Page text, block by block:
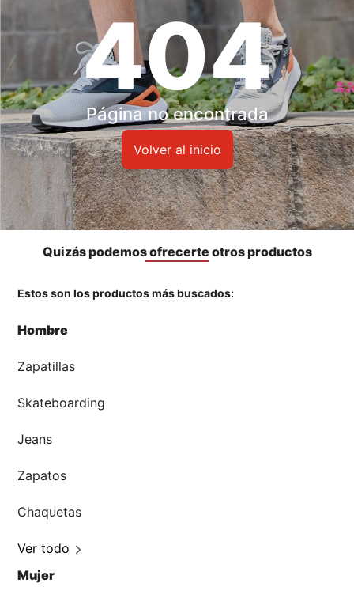
Niños
Accesorios
🏃‍♀️🏃‍♂️ Zona del Hincha
👀 Lo Nuevo
🤑 Zona Outlet
Tiendas
404
Página no encontrada
Volver al inicio
Quizás podemos ofrecerte otros productos
Estos son los productos más buscados:
Hombre
Zapatillas
Skateboarding
Jeans
Zapatos
Chaquetas
Ver todo
Mujer